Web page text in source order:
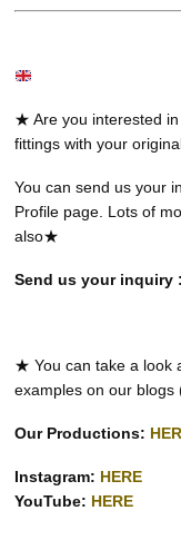
★ Are you interested
fittings with your
You can send us your
Profile page. Lots of
also★
Send us your inquiry :
★ You can take a look
examples on our blogs
Our Productions:
Instagram: HERE
YouTube: HERE